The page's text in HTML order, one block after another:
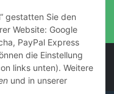
gestatten Sie den
Website: Google
PayPal Express
die Einstellung
links unten). Weitere
und in unserer